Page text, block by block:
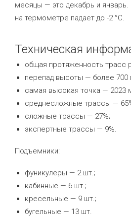
месяцы — это декабрь и
на термометре падает до -2 °C.
Техническая
общая протяженность трасс
перепад высоты — более 700
самая высокая точка — 2023
среднесложные трассы —
сложные трассы — 27%;
экспертные трассы — 9%.
Подъемники:
фуникулеры — 2 шт.;
кабинные — 6 шт.;
кресельные — 9 шт.;
бугельные — 13 шт.